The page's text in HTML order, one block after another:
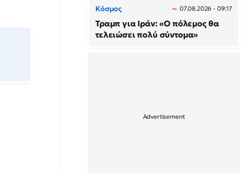
Κόσμος 07.08.2026 - 09:17
Τραμπ για Ιράν: «Ο πόλεμος θα
τελειώσει πολύ σύντομα»